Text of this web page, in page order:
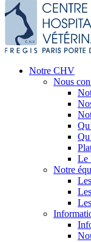
Notre CHV
Nous
Le
Notre